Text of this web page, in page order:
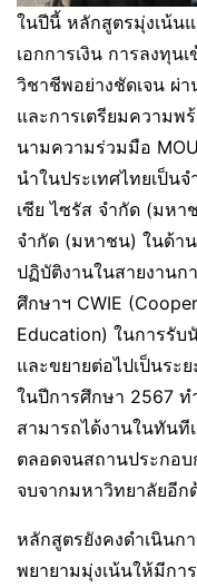
ในปีนี้ หลักสูตรมุ่งเน้น
เอกการเงิน การลงทุ
วิชาชีพอย่างชัดเจน ผ่
และการเตรียมความพ
นามความร่วมมือ
นำในประเทศไทยเป็
เซีย ไซรัส จำกัด (มห
จำกัด (มหาชน) ในด้า
ปฏิบัติงานในสายงานก
ศึกษาฯ CWIE
Education) ในการรับ
และขยายต่อไปเป็นระ
ในปีการศึกษา 2567
สามารถได้งานในทันที
ตลอดจนสถานประกอ
จบจากมหาวิทยาลัยอีก
หลักสูตรยังคงดำเนินก
พยายามมุ่งเน้นให้มีก